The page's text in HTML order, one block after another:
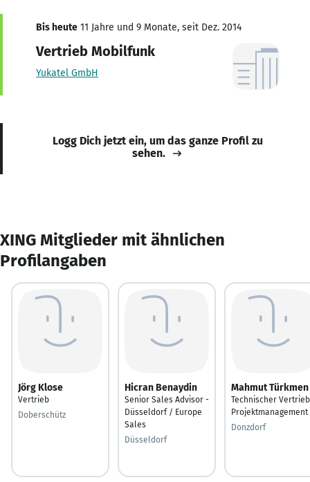
Bis heute 11 Jahre und 9 Monate, seit Dez. 2014
Vertrieb Mobilfunk
Yukatel GmbH
Logg Dich jetzt ein, um das ganze Profil zu
sehen.
XING Mitglieder mit ähnlichen
Profilangaben
Jörg Klose
Vertrieb
Doberschütz
Hicran Benaydin
Senior Sales Advisor -
Düsseldorf / Europe
Sales
Düsseldorf
Mahmut Türkmen
Technischer
Projektmanagement
Donzdorf